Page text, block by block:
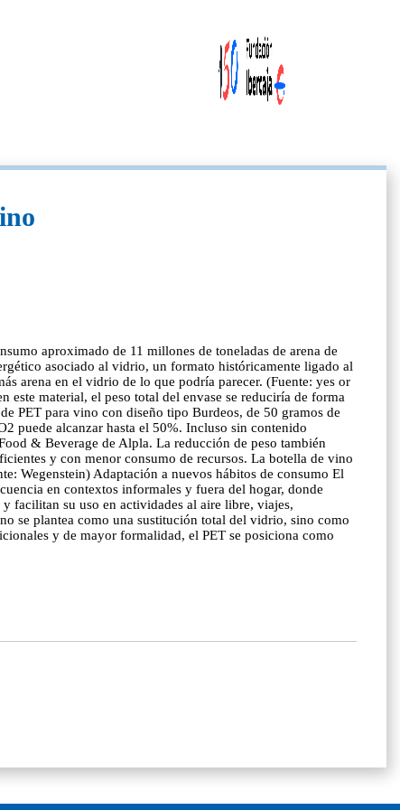
aproximado de 11 millones de toneladas de arena de
asociado al vidrio, un formato históricamente ligado al
arena en el vidrio de lo que podría parecer. (Fuente: yes or
material, el peso total del envase se reduciría de forma
PET para vino con diseño tipo Burdeos, de 50 gramos de
puede alcanzar hasta el 50%. Incluso sin contenido
& Beverage de Alpla. La reducción de peso también
y con menor consumo de recursos. La botella de vino
Wegenstein) Adaptación a nuevos hábitos de consumo El
en contextos informales y fuera del hogar, donde
facilitan su uso en actividades al aire libre, viajes,
se plantea como una sustitución total del vidrio, sino como
y de mayor formalidad, el PET se posiciona como